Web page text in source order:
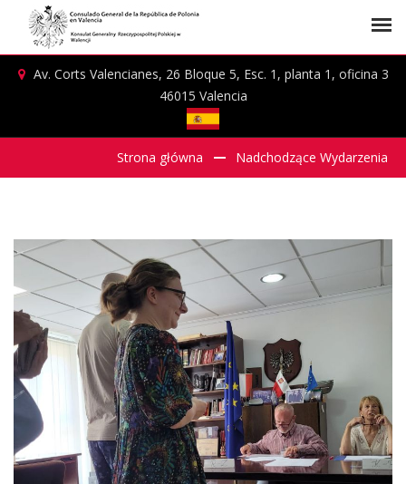
Av. Corts Valencianes, 26 Bloque 5, Esc. 1, planta 1, oficina 3
46015 Valencia
Strona główna Nadchodzące Wydarzenia